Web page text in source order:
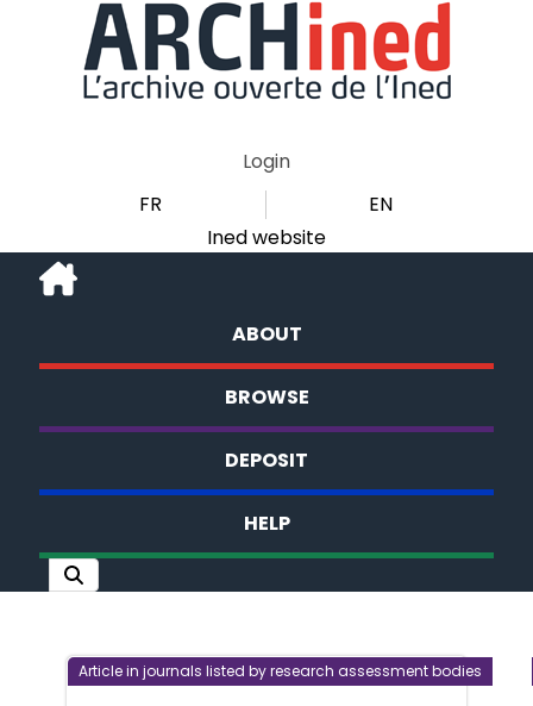
Login
FR
EN
Ined website
ABOUT
BROWSE
DEPOSIT
HELP
Article in journals listed by research assessment bodies